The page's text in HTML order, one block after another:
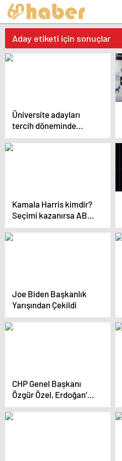
Aday etiketi için sonuçlar
Üniversite adayları
tercih döneminde
uzmanlardan destek
almalı
Kamala Harris kimdir?
Seçimi kazanırsa ABD
tarihinde bir ilke imza
atacak
Joe Biden Başkanlık
Yarışından Çekildi
CHP Genel Başkanı
Özgür Özel, Erdoğan’a
erken seçim çağrısı
yaptı